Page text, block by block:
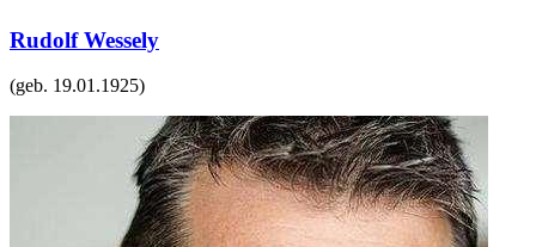
Rudolf Wessely
(geb. 19.01.1925)